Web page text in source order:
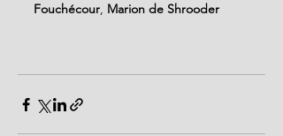
Fouchécour, Marion de Shrooder